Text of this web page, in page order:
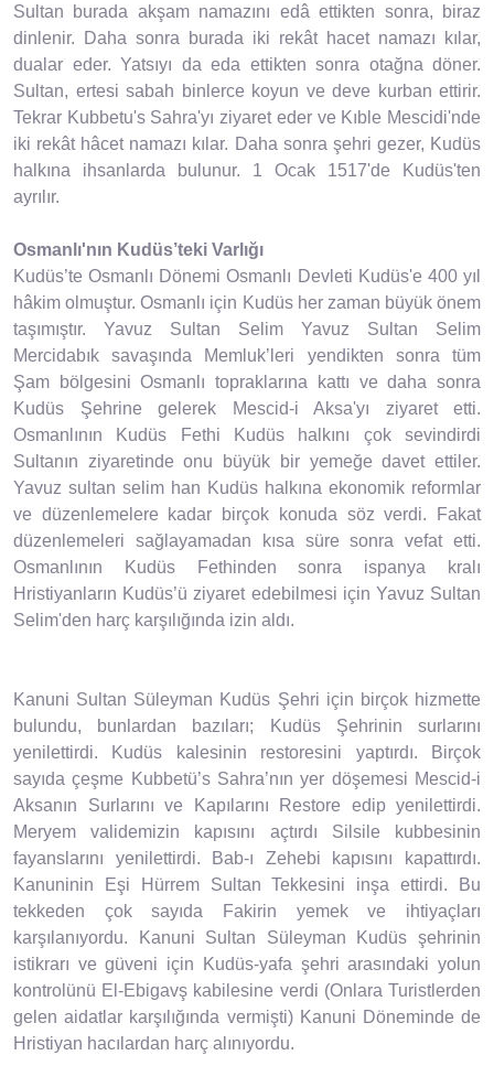
Sultan burada akşam namazını edâ ettikten sonra, biraz
dinlenir. Daha sonra burada iki rekât hacet namazı kılar,
dualar eder. Yatsıyı da eda ettikten sonra otağna döner.
Sultan, ertesi sabah binlerce koyun ve deve kurban ettirir.
Tekrar Kubbetu's Sahra'yı ziyaret eder ve Kıble Mescidi'nde
iki rekât hâcet namazı kılar. Daha sonra şehri gezer, Kudüs
halkına ihsanlarda bulunur. 1 Ocak 1517'de Kudüs'ten
ayrılır.
Osmanlı'nın Kudüs’teki Varlığı
Kudüs’te Osmanlı Dönemi Osmanlı Devleti Kudüs'e 400 yıl
hâkim olmuştur. Osmanlı için Kudüs her zaman büyük önem
taşımıştır. Yavuz Sultan Selim Yavuz Sultan Selim
Mercidabık savaşında Memluk’leri yendikten sonra tüm
Şam bölgesini Osmanlı topraklarına kattı ve daha sonra
Kudüs Şehrine gelerek Mescid-i Aksa'yı ziyaret etti.
Osmanlının Kudüs Fethi Kudüs halkını çok sevindirdi
Sultanın ziyaretinde onu büyük bir yemeğe davet ettiler.
Yavuz sultan selim han Kudüs halkına ekonomik reformlar
ve düzenlemelere kadar birçok konuda söz verdi. Fakat
düzenlemeleri sağlayamadan kısa süre sonra vefat etti.
Osmanlının Kudüs Fethinden sonra ispanya kralı
Hristiyanların Kudüs’ü ziyaret edebilmesi için Yavuz Sultan
Selim'den harç karşılığında izin aldı.
Kanuni Sultan Süleyman Kudüs Şehri için birçok hizmette
bulundu, bunlardan bazıları; Kudüs Şehrinin surlarını
yenilettirdi. Kudüs kalesinin restoresini yaptırdı. Birçok
sayıda çeşme Kubbetü’s Sahra’nın yer döşemesi Mescid-i
Aksanın Surlarını ve Kapılarını Restore edip yenilettirdi.
Meryem validemizin kapısını açtırdı Silsile kubbesinin
fayanslarını yenilettirdi. Bab-ı Zehebi kapısını kapattırdı.
Kanuninin Eşi Hürrem Sultan Tekkesini inşa ettirdi. Bu
tekkeden çok sayıda Fakirin yemek ve ihtiyaçları
karşılanıyordu. Kanuni Sultan Süleyman Kudüs şehrinin
istikrarı ve güveni için Kudüs-yafa şehri arasındaki yolun
kontrolünü El-Ebigavş kabilesine verdi (Onlara Turistlerden
gelen aidatlar karşılığında vermişti) Kanuni Döneminde de
Hristiyan hacılardan harç alınıyordu.